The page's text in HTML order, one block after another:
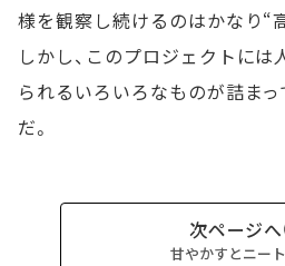
様を観察し続けるのはかなり“
しかし、このプロジェクトに
られるいろいろなものが詰ま
だ。
次ページへ
甘やかすとニー